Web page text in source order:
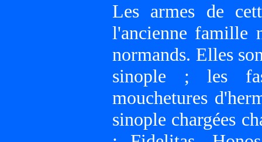
Les armes de
l'ancienne famille
normands. Elles
sinople ; les
mouchetures
sinople chargées